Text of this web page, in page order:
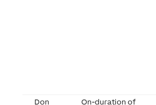
Don
On-duration of